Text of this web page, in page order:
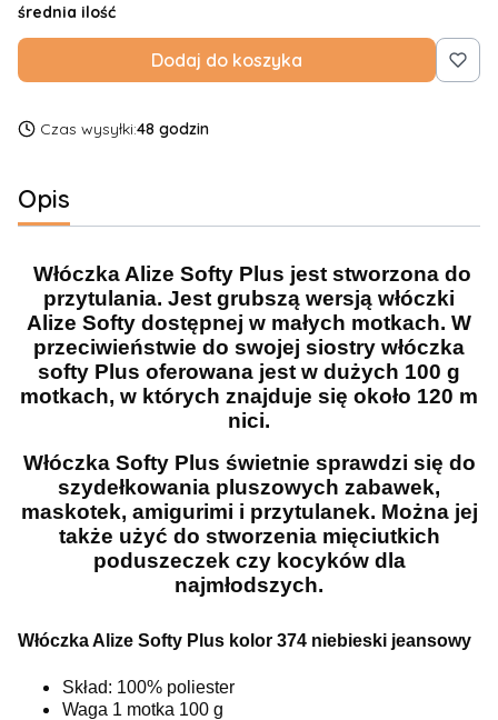
średnia ilość
Dodaj do koszyka
Czas wysyłki:48 godzin
Opis
Włóczka Alize Softy Plus jest stworzona do
przytulania. Jest grubszą wersją włóczki
Alize Softy dostępnej w małych motkach. W
przeciwieństwie do swojej siostry włóczka
softy Plus oferowana jest w dużych 100 g
motkach, w których znajduje się około 120 m
nici.
Włóczka Softy Plus świetnie sprawdzi się do
szydełkowania pluszowych zabawek,
maskotek, amigurimi i przytulanek. Można jej
także użyć do stworzenia mięciutkich
poduszeczek czy kocyków dla
najmłodszych.
Włóczka Alize Softy Plus kolor 374 niebieski jeansowy
Skład: 100% poliester
Waga 1 motka 100 g